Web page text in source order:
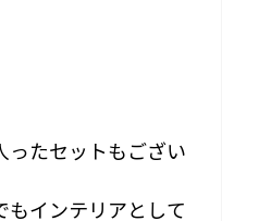
ったセットもござい
もインテリアとして